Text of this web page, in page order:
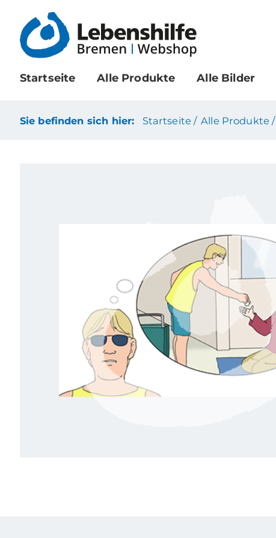
Startseite Alle Produkte Alle Bilder
Sie befinden sich hier: Startseite / Alle Produkte /